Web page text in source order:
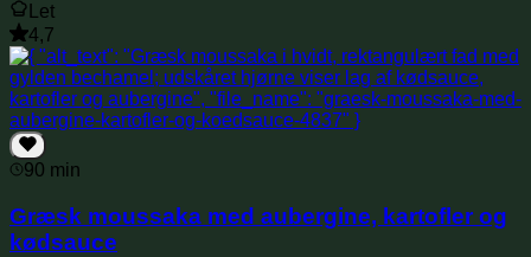
Let
4,7
90 min
Græsk moussaka med aubergine, kartofler og
kødsauce